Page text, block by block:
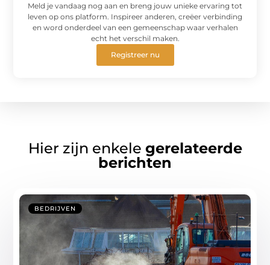
Meld je vandaag nog aan en breng jouw unieke ervaring tot
leven op ons platform. Inspireer anderen, creëer verbinding
en word onderdeel van een gemeenschap waar verhalen
echt het verschil maken.
Registreer nu
Hier zijn enkele gerelateerde
berichten
BEDRIJVEN